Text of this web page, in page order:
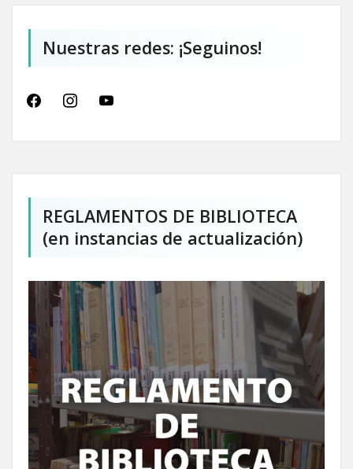
Nuestras redes: ¡Seguinos!
facebookinstagramyoutube
REGLAMENTOS DE BIBLIOTECA
(en instancias de actualización)